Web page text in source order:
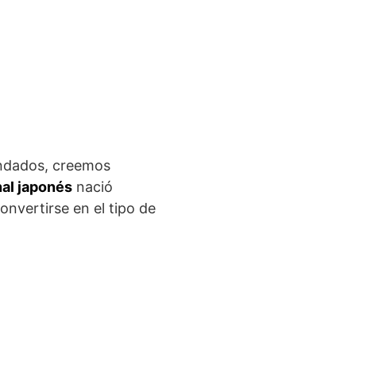
creemos
japonés nació
en el tipo de